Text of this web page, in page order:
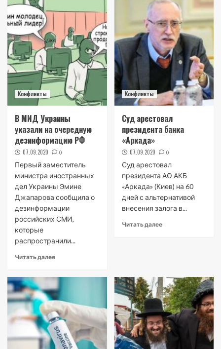
Конфликты
В МИД Украины
указали на очередную
дезинформацию РФ
07.09.2020 0
Первый заместитель
министра иностранных
дел Украины Эмине
Джапарова сообщила о
дезинформации
российских СМИ,
которые
распространили...
Читать далее
Конфликты
Суд арестовал
президента банка
«Аркада»
07.09.2020 0
Суд арестовал
президента АО АКБ
«Аркада» (Киев) на 60
дней с альтернативой
внесения залога в...
Читать далее